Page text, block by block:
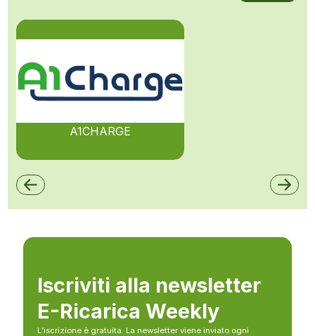
A1CHARGE
Iscriviti alla newsletter
E-Ricarica Weekly
L’iscrizione è gratuita. La newsletter viene inviato ogni